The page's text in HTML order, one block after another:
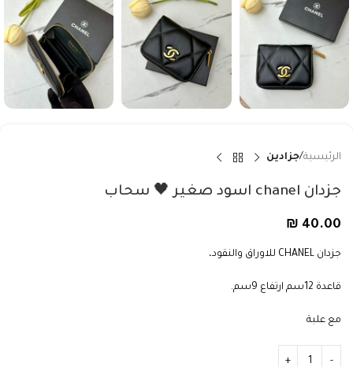
الرئيسية جزادين
جزدان chanel اسود صغير 🖤 سحاب
₪ 40.00
جزدان CHANEL للاوراق والنقود،
قاعدة 12سم ارتفاع 9سم.
مع علبة